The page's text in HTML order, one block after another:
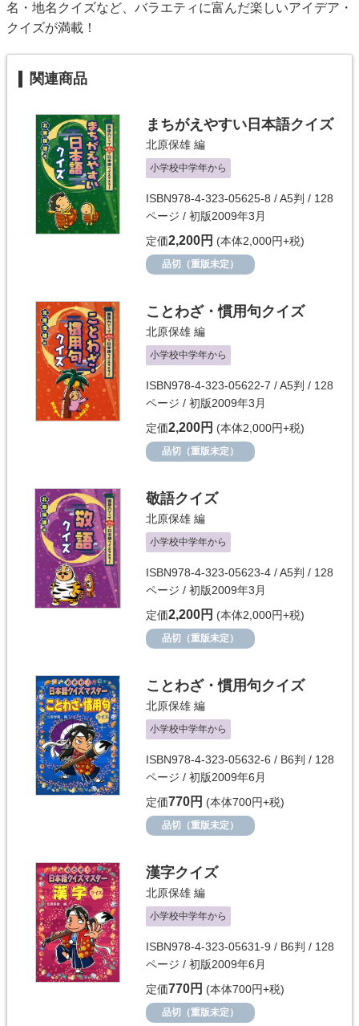
名・地名クイズなど、バラエティに富んだ楽しいアイデア・
クイズが満載！
関連商品
まちがえやすい日本語クイズ
北原保雄 編
小学校中学年から
ISBN978-4-323-05625-8 / A5判 / 128
ページ / 初版2009年3月
定価2,200円 (本体2,000円+税)
品切（重版未定）
ことわざ・慣用句クイズ
北原保雄 編
小学校中学年から
ISBN978-4-323-05622-7 / A5判 / 128
ページ / 初版2009年3月
定価2,200円 (本体2,000円+税)
品切（重版未定）
敬語クイズ
北原保雄 編
小学校中学年から
ISBN978-4-323-05623-4 / A5判 / 128
ページ / 初版2009年3月
定価2,200円 (本体2,000円+税)
品切（重版未定）
ことわざ・慣用句クイズ
北原保雄 編
小学校中学年から
ISBN978-4-323-05632-6 / B6判 / 128
ページ / 初版2009年6月
定価770円 (本体700円+税)
品切（重版未定）
漢字クイズ
北原保雄 編
小学校中学年から
ISBN978-4-323-05631-9 / B6判 / 128
ページ / 初版2009年6月
定価770円 (本体700円+税)
品切（重版未定）